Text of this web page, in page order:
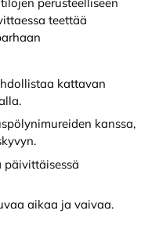
teettää
kattavan
kanssa,
päivittäisessä
aikaa ja vaivaa.